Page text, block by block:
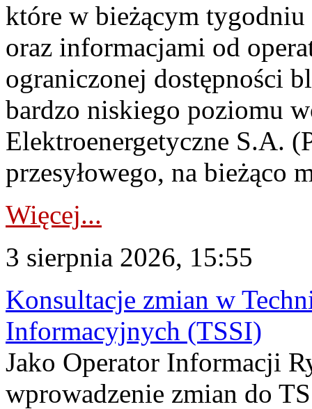
które w bieżącym tygodniu
oraz informacjami od
ograniczonej dostępności
bardzo niskiego poziomu
Elektroenergetyczne S.A.
przesyłowego, na bieżąco
Więcej...
3 sierpnia 2026, 15:55
Konsultacje zmian w
Informacyjnych (TSSI)
Jako Operator Informacji
wprowadzenie zmian do